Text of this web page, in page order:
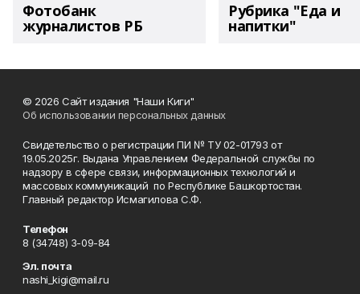
Фотобанк
журналистов РБ
Рубрика "Еда и
напитки"
© 2026 Сайт издания "Наши Киги"
Об использовании персональных данных
Свидетельство о регистрации ПИ № ТУ 02-01793 от
19.05.2025г. Выдана Управлением Федеральной службы по
надзору в сфере связи, информационных технологий и
массовых коммуникаций по Республике Башкортостан.
Главный редактор Исмагилова С.Ф.
Телефон
8 (34748) 3-09-84
Эл. почта
nashi_kigi@mail.ru